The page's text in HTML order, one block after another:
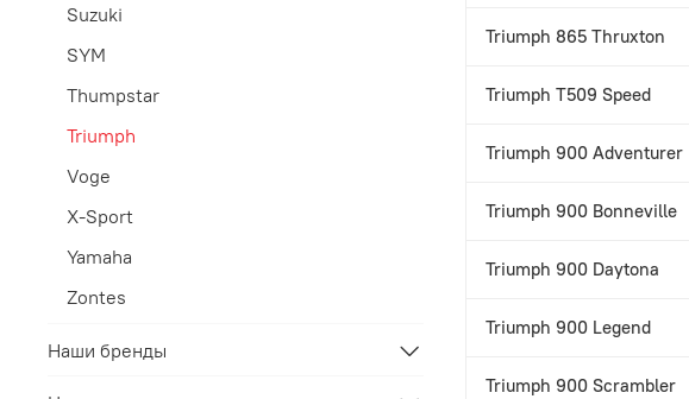
Triumph 865 Thruxton
Triumph T509 Speed
Triumph 900 Adventurer
Triumph 900 Bonneville
Triumph 900 Daytona
Triumph 900 Legend
Triumph 900 Scrambler
Suzuki
SYM
Thumpstar
Triumph
Voge
X-Sport
Yamaha
Zontes
Наши бренды